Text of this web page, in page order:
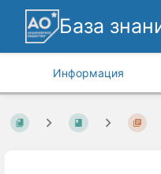
База
Информация